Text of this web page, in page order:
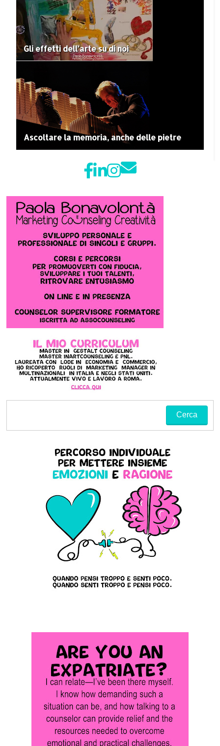
Gli effetti dell'arte su di noi
Ascoltare la memoria, anche delle pietre